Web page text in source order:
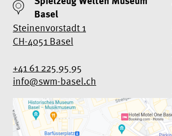
Basel
Steinenvorstadt 1
CH-4051 Basel
+41 61 225 95 95
info@swm-basel.ch